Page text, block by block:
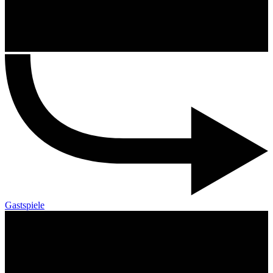
Gastspiele